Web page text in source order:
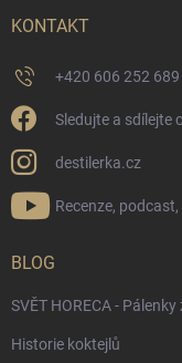
KONTAKT
+420 606 252 689
Sledujte a sdílejte
destilerka.cz
Recenze,
BLOG
SVĚT HORECA -
Historie koktejlů